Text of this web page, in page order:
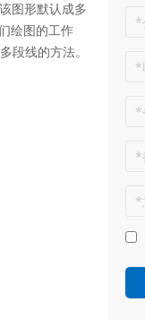
图形默认成多
绘图的工作
段线的方法。